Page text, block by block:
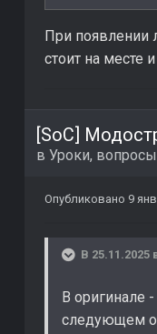
При появлении
стоит на месте
[SoC]
в Уроки,
Опубликовано 9
В 25.11.2025
В оригинале
следующем